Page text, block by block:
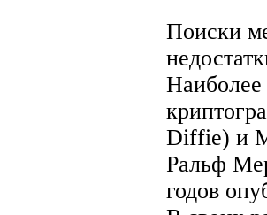
Поиски
Наиболее
Diffie) и
Ральф
годов